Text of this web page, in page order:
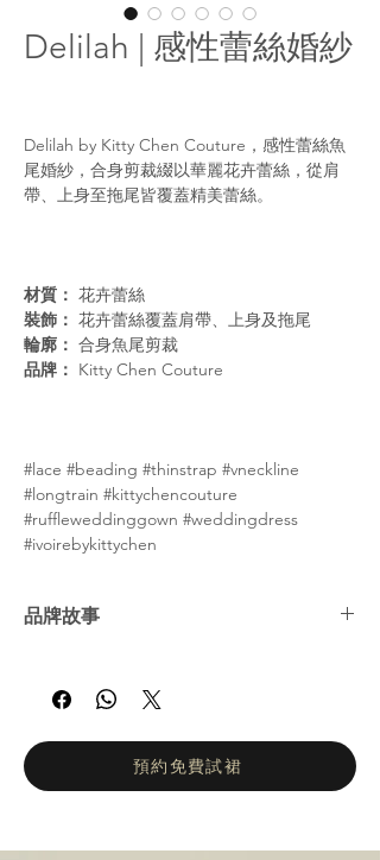
Delilah | 感性蕾絲婚紗
Delilah by Kitty Chen Couture，感性蕾絲魚
尾婚紗，合身剪裁綴以華麗花卉蕾絲，從肩
帶、上身至拖尾皆覆蓋精美蕾絲。
材質： 花卉蕾絲
裝飾： 花卉蕾絲覆蓋肩帶、上身及拖尾
輪廓： 合身魚尾剪裁
品牌： Kitty Chen Couture
#lace #beading #thinstrap #vneckline
#longtrain #kittychencouture
#ruffleweddinggown #weddingdress
#ivoirebykittychen
品牌故事
精神的年輕設計師。她於 2004 年在美國南加
州推出第一個婚紗系列，並自此成為婚紗界的
續驚豔全球的新娘與新郎，展現出令人讚嘆的
魅力。
預約免費試裙